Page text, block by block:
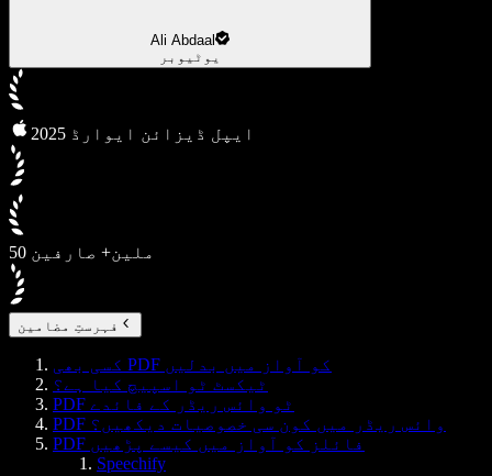
Ali Abdaal
یوٹیوبر
2025 ایپل ڈیزائن ایوارڈ
50 ملین+ صارفین
فہرستِ مضامین
کسی بھی PDF کو آواز میں بدلیں
ٹیکسٹ ٹو اسپیچ کیا ہے؟
PDF ٹو وائس ریڈر کے فائدے
PDF وائس ریڈر میں کون سی خصوصیات دیکھیں؟
PDF فائلز کو آواز میں کیسے پڑھیں
Speechify